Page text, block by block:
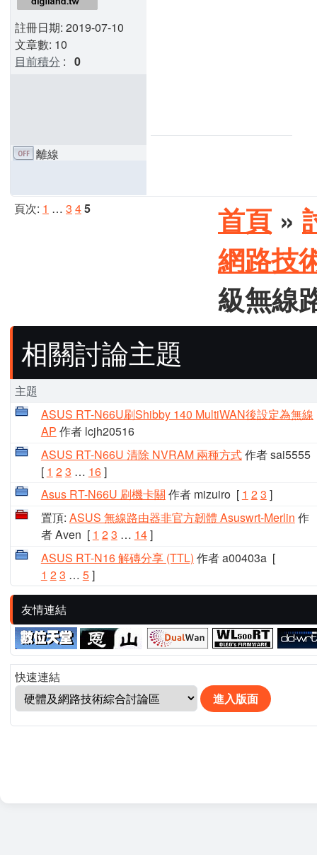
註冊日期: 2019-07-10
文章數: 10
目前積分 : 0
離線
頁次: 1 … 3 45 首頁 »
網路技
級無線
相關討論主題
主題
ASUS RT-N66U刷Shibby 140 MultiWAN後設定為無線
AP 作者 lcjh20516
ASUS RT-N66U 清除 NVRAM 兩種方式作者 sai5555
[ 1 23 … 16]
Asus RT-N66U 刷機卡關 作者 mizuiro[ 1 23 ]
置頂: ASUS 無線路由器非官方韌體 Asuswrt-Merlin 作
者 Aven [ 1 23 … 14]
ASUS RT-N16 解磚分享 (TTL) 作者 a00403a[
1 23 … 5]
友情連結
快速連結